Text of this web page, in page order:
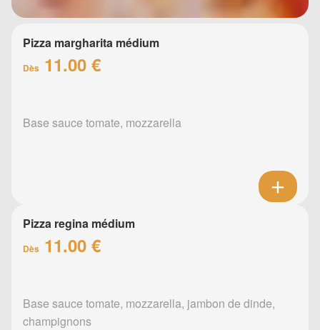
Pizza margharita médium
Dès 11.00 €
Base sauce tomate, mozzarella
Pizza regina médium
Dès 11.00 €
Base sauce tomate, mozzarella, jambon de dinde,
champignons